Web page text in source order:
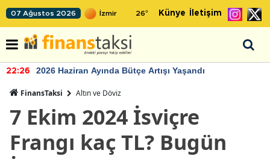
07 Ağustos 2026 26° Künye İletişim
22:26 2026 Haziran Ayında Bütçe Artışı Yaşandı
FinansTaksi Altın ve Döviz
7 Ekim 2024 İsviçre
Frangı kaç TL? Bugün